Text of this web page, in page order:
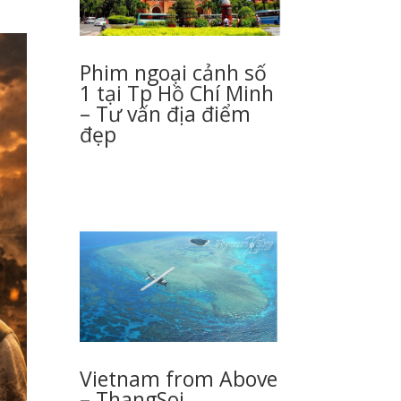
Phim ngoại cảnh số
1 tại Tp Hồ Chí Minh
– Tư vấn địa điểm
đẹp
Vietnam from Above